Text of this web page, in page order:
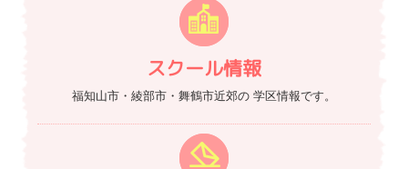
スクール情報
福知山市・綾部市・舞鶴市近郊の学区情報です。